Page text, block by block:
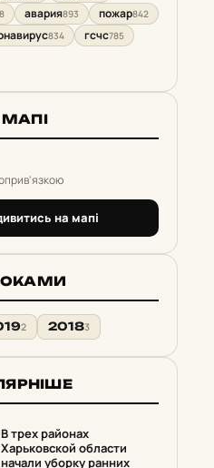
авария893 пожар842
834 гсчс785
МАПІ
на мапі
2 20183
В трех районах
Харьковской области
начали уборку ранних